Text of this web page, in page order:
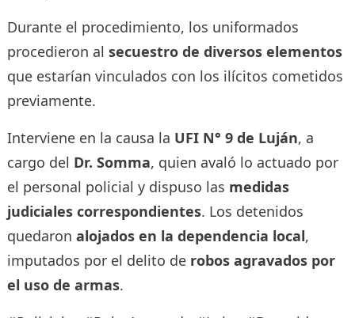
Durante el procedimiento, los uniformados
procedieron al secuestro de diversos elementos
que estarían vinculados con los ilícitos cometidos
previamente.
Interviene en la causa la UFI N° 9 de Luján, a
cargo del Dr. Somma, quien avaló lo actuado por
el personal policial y dispuso las medidas
judiciales correspondientes. Los detenidos
quedaron alojados en la dependencia local,
imputados por el delito de robos agravados por
el uso de armas.